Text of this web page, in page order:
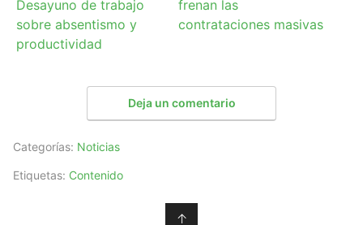
Desayuno de trabajo
sobre absentismo y
productividad
frenan las
contrataciones masivas
Deja un comentario
Categorías: Noticias
Etiquetas: Contenido
↑